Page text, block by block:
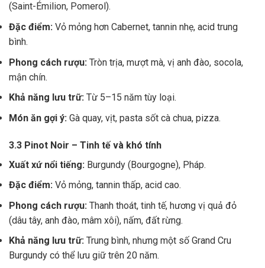
(Saint-Émilion, Pomerol).
Đặc điểm: Vỏ mỏng hơn Cabernet, tannin nhẹ, acid trung
bình.
Phong cách rượu: Tròn trịa, mượt mà, vị anh đào, socola,
mận chín.
Khả năng lưu trữ: Từ 5–15 năm tùy loại.
Món ăn gợi ý: Gà quay, vịt, pasta sốt cà chua, pizza.
3.3 Pinot Noir – Tinh tế và khó tính
Xuất xứ nổi tiếng: Burgundy (Bourgogne), Pháp.
Đặc điểm: Vỏ mỏng, tannin thấp, acid cao.
Phong cách rượu: Thanh thoát, tinh tế, hương vị quả đỏ
(dâu tây, anh đào, mâm xôi), nấm, đất rừng.
Khả năng lưu trữ: Trung bình, nhưng một số Grand Cru
Burgundy có thể lưu giữ trên 20 năm.